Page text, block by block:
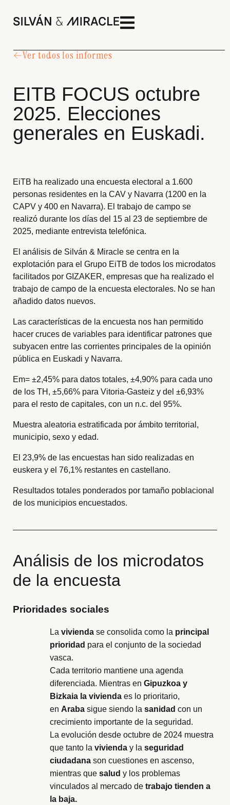
Ver todos los informes
EITB FOCUS octubre
2025. Elecciones
generales en Euskadi.
EiTB ha realizado una encuesta electoral a 1.600
personas residentes en la CAV y Navarra (1200 en la
CAPV y 400 en Navarra). El trabajo de campo se
realizó durante los días del 15 al 23 de septiembre de
2025, mediante entrevista telefónica.
El análisis de Silván & Miracle se centra en la
explotación para el Grupo EiTB de todos los microdatos
facilitados por GIZAKER, empresas que ha realizado el
trabajo de campo de la encuesta electorales. No se han
añadido datos nuevos.
Las características de la encuesta nos han permitido
hacer cruces de variables para identificar patrones que
subyacen entre las corrientes principales de la opinión
pública en Euskadi y Navarra.
Em= ±2,45% para datos totales, ±4,90% para cada uno
de los TH, ±5,66% para Vitoria-Gasteiz y del ±6,93%
para el resto de capitales, con un n.c. del 95%.
Muestra aleatoria estratificada por ámbito territorial,
municipio, sexo y edad.
El 23,9% de las encuestas han sido realizadas en
euskera y el 76,1% restantes en castellano.
Resultados totales ponderados por tamaño poblacional
de los municipios encuestados.
Análisis de los microdatos
de la encuesta
Prioridades sociales
Lavivienda se consolida como la principal
prioridad para el conjunto de la sociedad
vasca.
Cada territorio mantiene una agenda
diferenciada. Mientras en Gipuzkoa y
Bizkaia la vivienda es lo prioritario,
en Araba sigue siendo lasanidad con un
crecimiento importante de la seguridad.
La evolución desde octubre de 2024 muestra
que tanto lavivienda y laseguridad
ciudadana son cuestiones en ascenso,
mientras quesalud y los problemas
vinculados al mercado detrabajo tienden a
la baja.